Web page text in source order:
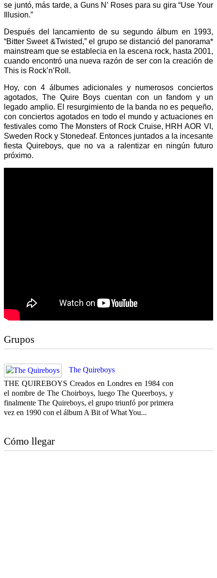
se juntó, más tarde, a Guns N’ Roses para su gira “Use Your
Illusion.”
Después del lancamiento de su segundo álbum en 1993,
“Bitter Sweet &Twisted,” el grupo se distanció del panorama*
mainstream que se establecia en la escena rock, hasta 2001,
cuando encontró una nueva razón de ser con la creación de
This is Rock’n’Roll.
Hoy, con 4 álbumes adicionales y numerosos conciertos
agotados, The Quire Boys cuentan con un fandom y un
legado amplio. El resurgimiento de la banda no es pequeño,
con conciertos agotados en todo el mundo y actuaciones en
festivales como The Monsters of Rock Cruise, HRH AOR VI,
Sweden Rock y Stonedeaf. Entonces juntados a la incesante
fiesta Quireboys, que no va a ralentizar en ningún futuro
próximo.
Grupos
The Quireboys
THE QUIREBOYS Creados en Londres en 1984 con
el nombre de The Choirboys, luego The Queerboys, y
finalmente The Quireboys, el grupo triunfó por primera
vez en 1990 con el álbum A Bit of What You...
Cómo llegar